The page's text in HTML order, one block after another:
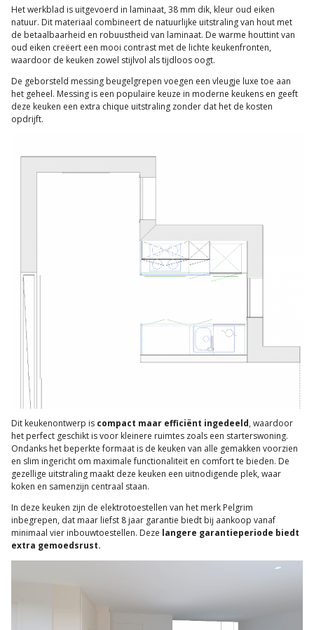
Het werkblad is uitgevoerd in laminaat, 38 mm dik, kleur oud eiken
natuur. Dit materiaal combineert de natuurlijke uitstraling van hout met
de betaalbaarheid en robuustheid van laminaat. De warme houttint van
oud eiken creëert een mooi contrast met de lichte keukenfronten,
waardoor de keuken zowel stijlvol als tijdloos oogt.
De geborsteld messing beugelgrepen voegen een vleugje luxe toe aan
het geheel. Messing is een populaire keuze in moderne keukens en geeft
deze keuken een extra chique uitstraling zonder dat het de kosten
opdrijft.
Dit keukenontwerp is compact maar efficiënt ingedeeld, waardoor
het perfect geschikt is voor kleinere ruimtes zoals een starterswoning.
Ondanks het beperkte formaat is de keuken van alle gemakken voorzien
en slim ingericht om maximale functionaliteit en comfort te bieden. De
gezellige uitstraling maakt deze keuken een uitnodigende plek, waar
koken en samenzijn centraal staan.
In deze keuken zijn de elektrotoestellen van het merk Pelgrim
inbegrepen, dat maar liefst 8 jaar garantie biedt bij aankoop vanaf
minimaal vier inbouwtoestellen. Deze langere garantieperiode biedt
extra gemoedsrust.